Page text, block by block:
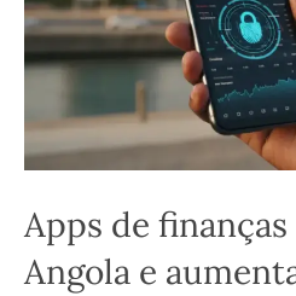
Apps de
Angola e